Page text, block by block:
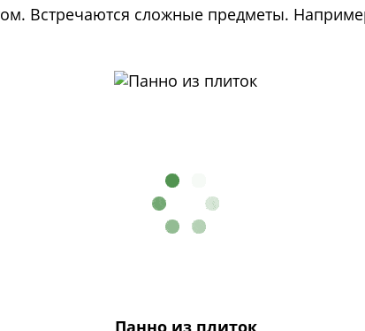
Встречаются сложные предметы.
Панно из плиток